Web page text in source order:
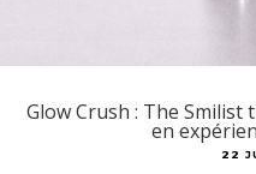
Glow Crush : The
en
22